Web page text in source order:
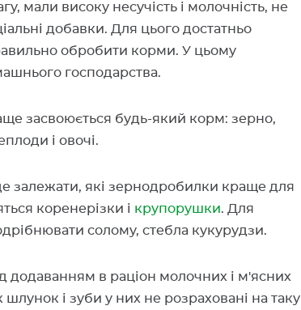
мали високу несучість і молочність, не
добавки. Для цього достатньо
обробити корми. У цьому
господарства.
засвоюється будь-який корм: зерно,
і овочі.
залежати, які зернодробилки краще для
коренерізки і крупорушки. Для
солому, стебла кукурудзи.
додаванням в раціон молочних і м'ясних
і зуби у них не розраховані на таку